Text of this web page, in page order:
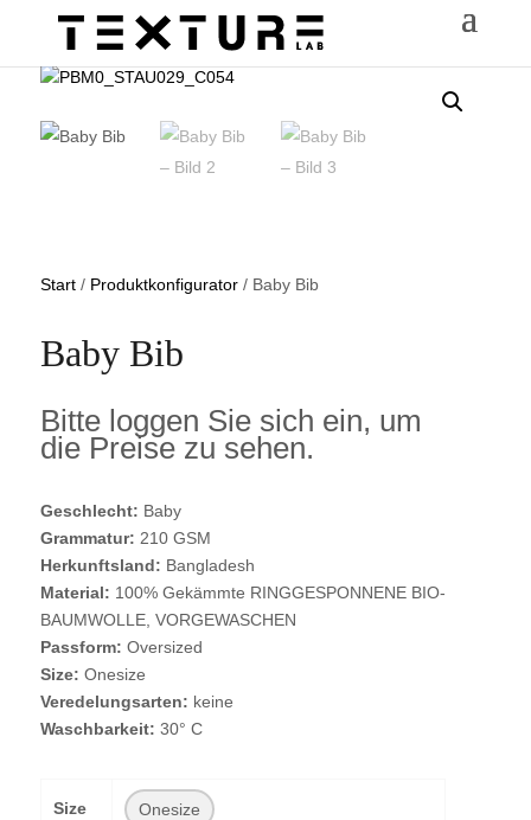
Start/ Produktkonfigurator/ Baby Bib
Baby Bib
Bitte loggen Sie sich ein, um
die Preise zu sehen.
Geschlecht: Baby
Grammatur: 210 GSM
Herkunftsland: Bangladesh
Material: 100% Gekämmte RINGGESPONNENE BIO-
BAUMWOLLE, VORGEWASCHEN
Passform: Oversized
Size: Onesize
Veredelungsarten: keine
Waschbarkeit: 30° C
Size Onesize